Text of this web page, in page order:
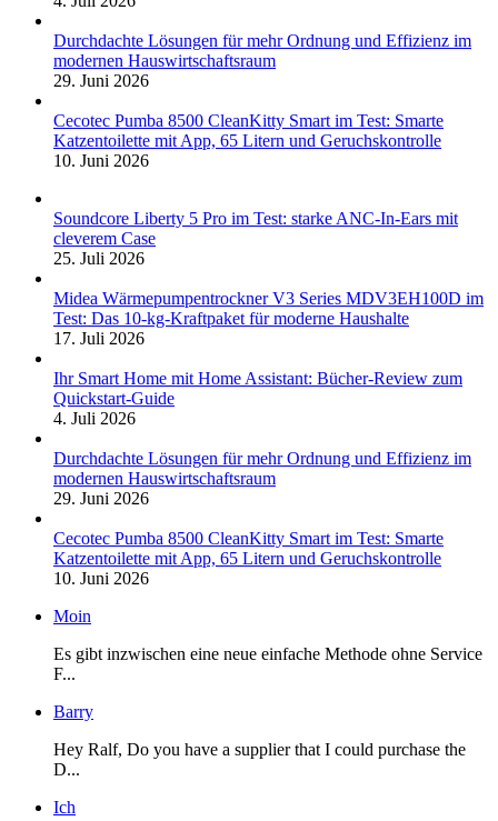
Durchdachte Lösungen für mehr Ordnung und Effizienz im
modernen Hauswirtschaftsraum
29. Juni 2026
Cecotec Pumba 8500 CleanKitty Smart im Test: Smarte
Katzentoilette mit App, 65 Litern und Geruchskontrolle
10. Juni 2026
Soundcore Liberty 5 Pro im Test: starke ANC-In-Ears mit
cleverem Case
25. Juli 2026
Midea Wärmepumpentrockner V3 Series MDV3EH100D im
Test: Das 10-kg-Kraftpaket für moderne Haushalte
17. Juli 2026
Ihr Smart Home mit Home Assistant: Bücher-Review zum
Quickstart-Guide
4. Juli 2026
Durchdachte Lösungen für mehr Ordnung und Effizienz im
modernen Hauswirtschaftsraum
29. Juni 2026
Cecotec Pumba 8500 CleanKitty Smart im Test: Smarte
Katzentoilette mit App, 65 Litern und Geruchskontrolle
10. Juni 2026
Moin
Es gibt inzwischen eine neue einfache Methode ohne Service
F...
Barry
Hey Ralf, Do you have a supplier that I could purchase the
D...
Ich